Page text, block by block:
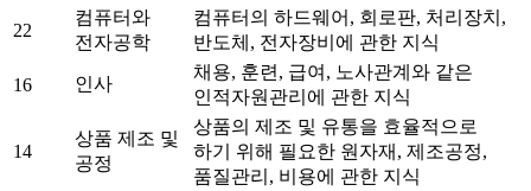
22
컴퓨터와
전자공학
컴퓨터의 하드웨어, 회로판, 처리장치,
반도체, 전자장비에 관한 지식
16 인사
채용, 훈련, 급여, 노사관계와 같은
인적자원관리에 관한 지식
14
상품 제조 및
공정
상품의 제조 및 유통을 효율적으로
하기 위해 필요한 원자재, 제조공정,
품질관리, 비용에 관한 지식